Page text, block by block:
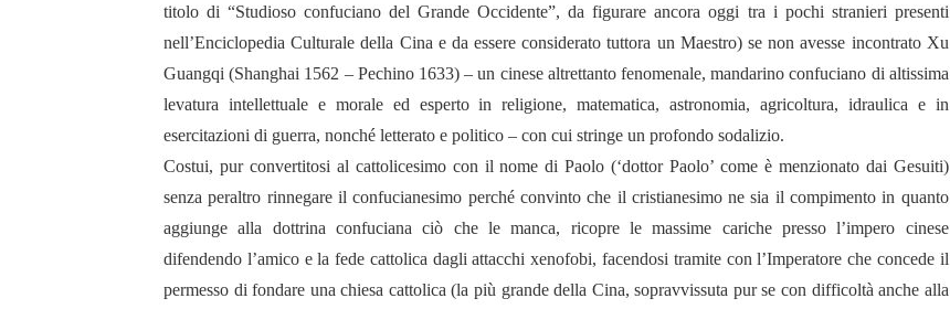
titolo di “Studioso confuciano del Grande Occidente”, da figurare ancora oggi tra i pochi stranieri presenti
nell’Enciclopedia Culturale della Cina e da essere considerato tuttora un Maestro) se non avesse incontrato Xu
Guangqi (Shanghai 1562 – Pechino 1633) – un cinese altrettanto fenomenale, mandarino confuciano di altissima
levatura intellettuale e morale ed esperto in religione, matematica, astronomia, agricoltura, idraulica e in
esercitazioni di guerra, nonché letterato e politico – con cui stringe un profondo sodalizio.
Costui, pur convertitosi al cattolicesimo con il nome di Paolo (‘dottor Paolo’ come è menzionato dai Gesuiti)
senza peraltro rinnegare il confucianesimo perché convinto che il cristianesimo ne sia il compimento in quanto
aggiunge alla dottrina confuciana ciò che le manca, ricopre le massime cariche presso l’impero cinese
difendendo l’amico e la fede cattolica dagli attacchi xenofobi, facendosi tramite con l’Imperatore che concede il
permesso di fondare una chiesa cattolica (la più grande della Cina, sopravvissuta pur se con difficoltà anche alla